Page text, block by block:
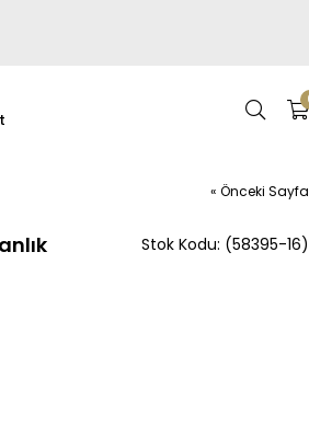
« Önceki Sayfa
(58395-16)